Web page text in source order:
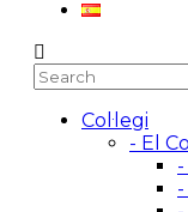
Col·legi
- El